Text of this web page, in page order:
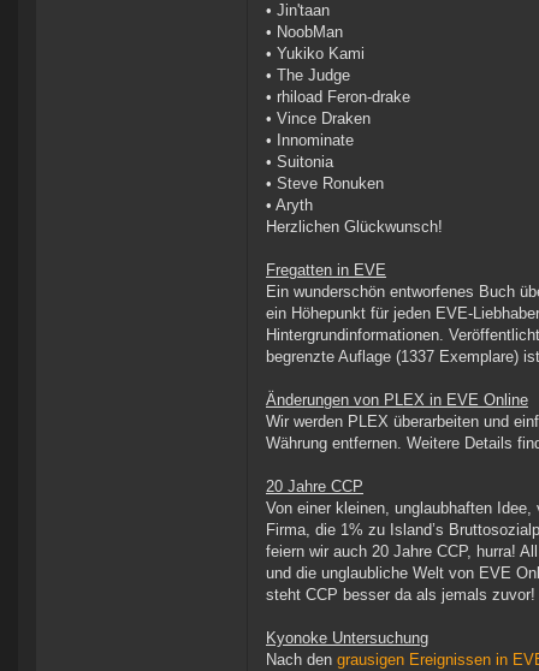
• Jin'taan
• NoobMan
• Yukiko Kami
• The Judge
• rhiload Feron-drake
• Vince Draken
• Innominate
• Suitonia
• Steve Ronuken
• Aryth
Herzlichen Glückwunsch!
Fregatten in EVE
Ein wunderschön entworfenes Buch
ein Höhepunkt für jeden EVE-
Hintergrundinformationen.
begrenzte Auflage (1337 Exemplare)
Änderungen von PLEX in EVE Online
Wir werden PLEX überarbeiten und
Währung entfernen. Weitere Details
20 Jahre CCP
Von einer kleinen, unglaubhaften
Firma, die 1% zu Island’s
feiern wir auch 20 Jahre CCP, hurra!
und die unglaubliche Welt von EVE
steht CCP besser da als jemals zuvor!
Kyonoke Untersuchung
Nach den grausigen Ereignissen in